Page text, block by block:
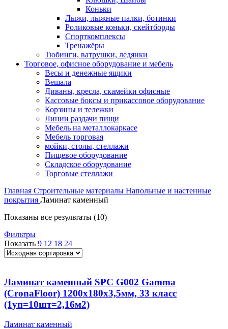
Коньки
Лыжи, лыжные палки, ботинки
Роликовые коньки, скейтборды
Спорткомплексы
Тренажёры
Тюбинги, ватрушки, ледянки
Торговое, офисное оборудование и мебель
Весы и денежные ящики
Вешала
Диваны, кресла, скамейки офисные
Кассовые боксы и прикассовое оборудование
Корзины и тележки
Линии раздачи пищи
Мебель на металлокаркасе
Мебель торговая
мойки, столы, стеллажи
Пищевое оборудование
Складское оборудование
Торговые стеллажи
Главная Строительные материалы Напольные и настенные
покрытия Ламинат каменный
Показаны все результаты (10)
Фильтры
Показать 9 12 18 24
Ламинат каменный SPC G002 Gamma
(CronaFloor) 1200х180х3,5мм, 33 класс
(1уп=10шт=2,16м2)
Ламинат каменный